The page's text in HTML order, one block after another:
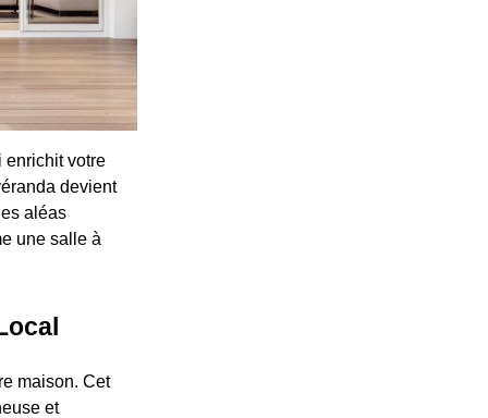
enrichit votre
devient
aléas
une salle à
maison. Cet
et